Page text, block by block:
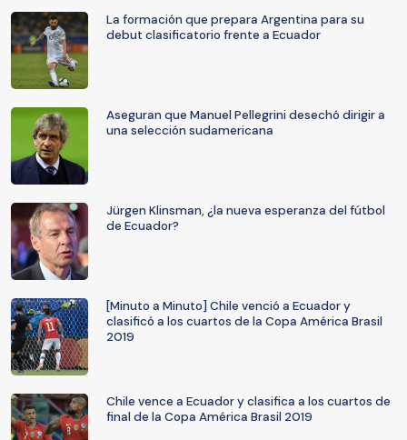
La formación que prepara Argentina para su
debut clasificatorio frente a Ecuador
Aseguran que Manuel Pellegrini desechó dirigir a
una selección sudamericana
Jürgen Klinsman, ¿la nueva esperanza del fútbol
de Ecuador?
[Minuto a Minuto] Chile venció a Ecuador y
clasificó a los cuartos de la Copa América Brasil
2019
Chile vence a Ecuador y clasifica a los cuartos de
final de la Copa América Brasil 2019